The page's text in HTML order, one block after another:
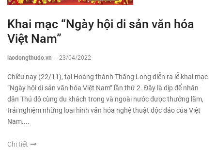
Khai mạc “Ngày hội di sản văn hóa
Việt Nam”
laodongthudo.vn - 23/04/2022
Chiều nay (22/11), tại Hoàng thành Thăng Long diễn ra lễ khai mạc
“Ngày hội di sản văn hóa Việt Nam” lần thứ 2. Đây là dịp để nhân
dân Thủ đô cùng du khách trong và ngoài nước được thưởng lãm,
trải nghiệm những loại hình văn hóa nghệ thuật độc đáo của Việt
Nam....
Chi tiết